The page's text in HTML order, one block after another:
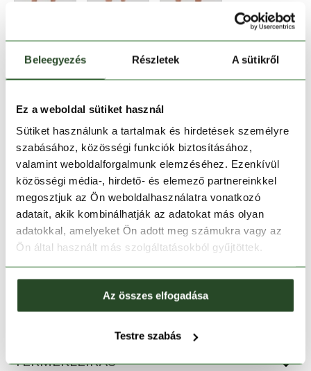
Beleegyezés Részletek A sütikről
Ez a weboldal sütiket használ
Sütiket használunk a tartalmak és hirdetések személyre
szabásához, közösségi funkciók biztosításához,
valamint weboldalforgalmunk elemzéséhez. Ezenkívül
közösségi média-, hirdető- és elemező partnereinkkel
megosztjuk az Ön weboldalhasználatra vonatkozó
adatait, akik kombinálhatják az adatokat más olyan
adatokkal, amelyeket Ön adott meg számukra vagy az
Ön által használt más szolgáltatásokból gyűjtöttek.
Az összes elfogadása
Testre szabás
TERMÉKLEÍRÁS
Méret:
28 30
Kosárba teszem
Melyik üzletben elérhető|Foglalás
1-2 munkanapos szállítás